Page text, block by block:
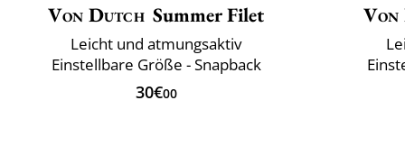
Von Dutch Summer Filet
Leicht und atmungsaktiv
Einstellbare Größe - Snapback
30€00